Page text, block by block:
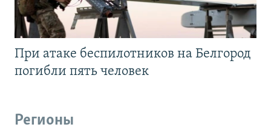
При атаке беспилотников на Белгород
погибли пять человек
Регионы